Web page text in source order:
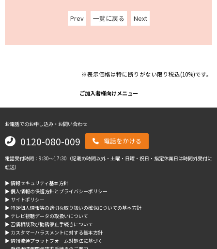
Prev 一覧に戻る Next
※表示価格は特に断りがない限り税込(10%)です。
ご加入者様向けメニュー
お電話でのお申し込み・お問い合わせ
0120-080-009 電話をかける
電話受付時間：9:30～17:30（記載の時間以外・土曜・日曜・祝日・指定休業日は時間外受付に
転送）
▶︎ 情報セキュリティ基本方針
▶︎ 個人情報の保護方針とプライバシーポリシー
▶︎ サイトポリシー
▶︎ 特定個人情報等の適切な取り扱いの確保についての基本方針
▶︎ テレビ視聴データの取扱いについて
▶︎ 苦情相談及び勧誘停止手続きについて
▶︎ カスタマーハラスメントに対する基本方針
▶︎ 情報流通プラットフォーム対処法に基づく